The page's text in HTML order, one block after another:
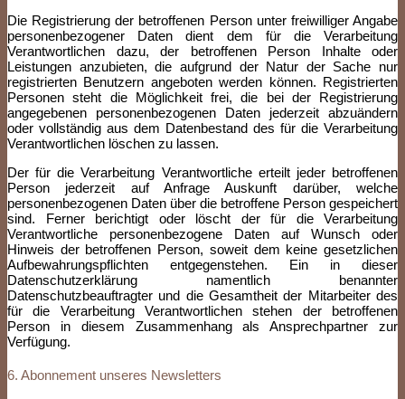
Die Registrierung der betroffenen Person unter freiwilliger Angabe
personenbezogener Daten dient dem für die Verarbeitung
Verantwortlichen dazu, der betroffenen Person Inhalte oder
Leistungen anzubieten, die aufgrund der Natur der Sache nur
registrierten Benutzern angeboten werden können. Registrierten
Personen steht die Möglichkeit frei, die bei der Registrierung
angegebenen personenbezogenen Daten jederzeit abzuändern
oder vollständig aus dem Datenbestand des für die Verarbeitung
Verantwortlichen löschen zu lassen.
Der für die Verarbeitung Verantwortliche erteilt jeder betroffenen
Person jederzeit auf Anfrage Auskunft darüber, welche
personenbezogenen Daten über die betroffene Person gespeichert
sind. Ferner berichtigt oder löscht der für die Verarbeitung
Verantwortliche personenbezogene Daten auf Wunsch oder
Hinweis der betroffenen Person, soweit dem keine gesetzlichen
Aufbewahrungspflichten entgegenstehen. Ein in dieser
Datenschutzerklärung namentlich benannter
Datenschutzbeauftragter und die Gesamtheit der Mitarbeiter des
für die Verarbeitung Verantwortlichen stehen der betroffenen
Person in diesem Zusammenhang als Ansprechpartner zur
Verfügung.
6. Abonnement unseres Newsletters